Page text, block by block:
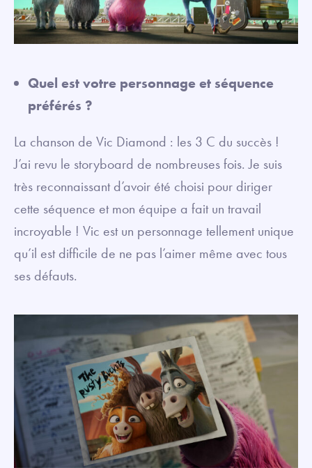
Quel est votre personnage et séquence
préférés ?
La chanson de Vic Diamond : les 3 C du succès !
J’ai revu le storyboard de nombreuses fois. Je suis
très reconnaissant d’avoir été choisi pour diriger
cette séquence et mon équipe a fait un travail
incroyable ! Vic est un personnage tellement unique
qu’il est difficile de ne pas l’aimer même avec tous
ses défauts.